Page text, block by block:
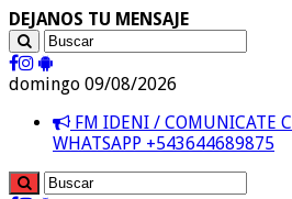
DEJANOS TU MENSAJE
domingo 09/08/2026
FM IDENI / COMUNICATE
WHATSAPP +543644689875